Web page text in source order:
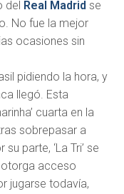
del Real Madrid se
No fue la mejor
ocasiones sin
pidiendo la hora, y
llegó. Esta
cuarta en la
sobrepasar a
parte, ‘La Tri’ se
otorga acceso
jugarse todavía,